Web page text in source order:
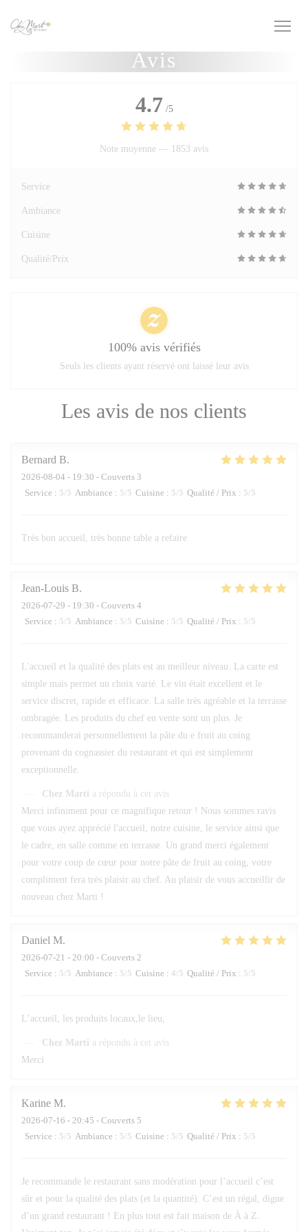
Avis
Les avis de nos clients
Bernard B
2026-08-04 - 19:30 - Couverts 3
Service : 5/5 Ambiance : 5/5 Cuisine : 5/5 Qualité / Prix : 5/5
Très bon accueil, très bonne table a refaire
Jean-Louis B
2026-07-29 - 19:30 - Couverts 4
Service : 5/5 Ambiance : 5/5 Cuisine : 5/5 Qualité / Prix : 5/5
L'accueil et la qualité des plats est au meilleur niveau. La carte est
simple mais permet un choix varié. Le vin était excellent et le
service discret, rapide et efficace. La salle très agréable et la terrasse
ombragée. Les produits du chef en vente sont un plus. Je
recommanderai personnellement la pâte du e fruit au coing
provenant du cognassier du restaurant et qui est simplement
exceptionnelle.
Chez Marti a répondu à cet avis
Merci infiniment pour ce magnifique retour ! Nous sommes ravis
que vous ayez apprécié l'accueil, notre cuisine, le service ainsi que
le cadre, en salle comme en terrasse. Un grand merci également
pour votre coup de cœur pour notre pâte de fruit au coing, votre
compliment fera très plaisir au chef. Au plaisir de vous accueillir de
nouveau chez Marti !
Daniel M
2026-07-21 - 20:00 - Couverts 2
Service : 5/5 Ambiance : 5/5 Cuisine : 4/5 Qualité / Prix : 5/5
L’accueil, les produits locaux,le lieu,
Chez Marti a répondu à cet avis
Merci
Karine M
2026-07-16 - 20:45 - Couverts 5
Service : 5/5 Ambiance : 5/5 Cuisine : 5/5 Qualité / Prix : 5/5
Je recommande le restaurant sans modération pour l’accueil c’est
sûr et pour la qualité des plats (et la quantité). C’est un régal, digne
d’un grand restaurant ! En plus tout est fait maison de À à Z.
4.7 /5
Note moyenne — 1853 avis
Service
Ambiance
Cuisine
Qualité/Prix
100% avis vérifiés
Seuls les clients ayant réservé ont laissé leur avis